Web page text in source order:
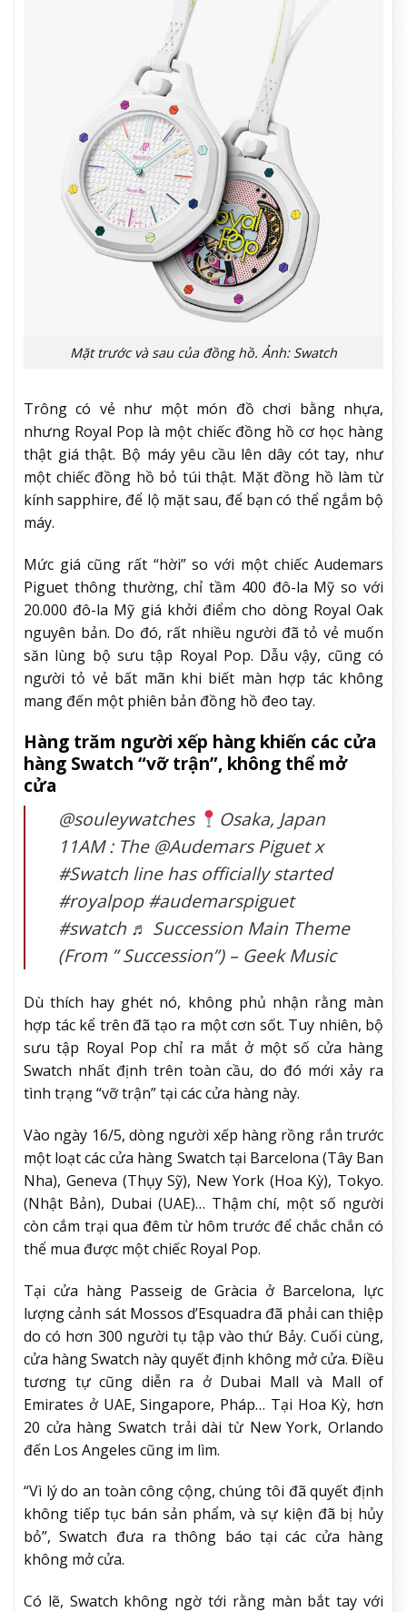
Mặt trước và sau của đồng hồ. Ảnh: Swatch
Trông có vẻ như một món đồ chơi bằng nhựa,
nhưng Royal Pop là một chiếc đồng hồ cơ học hàng
thật giá thật. Bộ máy yêu cầu lên dây cót tay, như
một chiếc đồng hồ bỏ túi thật. Mặt đồng hồ làm từ
kính sapphire, để lộ mặt sau, để bạn có thể ngắm bộ
máy.
Mức giá cũng rất “hời” so với một chiếc Audemars
Piguet thông thường, chỉ tầm 400 đô-la Mỹ so với
20.000 đô-la Mỹ giá khởi điểm cho dòng Royal Oak
nguyên bản. Do đó, rất nhiều người đã tỏ vẻ muốn
săn lùng bộ sưu tập Royal Pop. Dẫu vậy, cũng có
người tỏ vẻ bất mãn khi biết màn hợp tác không
mang đến một phiên bản đồng hồ đeo tay.
Hàng trăm người xếp hàng khiến các cửa
hàng Swatch “vỡ trận”, không thể mở
cửa
@souleywatches
Osaka, Japan
11AM : The @Audemars Piguet x
#Swatch line has officially started
#royalpop #audemarspiguet
#swatch ♬ Succession Main Theme
(From ” Succession”) – Geek Music
Dù thích hay ghét nó, không phủ nhận rằng màn
hợp tác kể trên đã tạo ra một cơn sốt. Tuy nhiên, bộ
sưu tập Royal Pop chỉ ra mắt ở một số cửa hàng
Swatch nhất định trên toàn cầu, do đó mới xảy ra
tình trạng “vỡ trận” tại các cửa hàng này.
Vào ngày 16/5, dòng người xếp hàng rồng rắn trước
một loạt các cửa hàng Swatch tại Barcelona (Tây Ban
Nha), Geneva (Thụy Sỹ), New York (Hoa Kỳ), Tokyo.
(Nhật Bản), Dubai (UAE)… Thậm chí, một số người
còn cắm trại qua đêm từ hôm trước để chắc chắn có
thể mua được một chiếc Royal Pop.
Tại cửa hàng Passeig de Gràcia ở Barcelona, ​​lực
lượng cảnh sát Mossos d’Esquadra đã phải can thiệp
do có hơn 300 người tụ tập vào thứ Bảy. Cuối cùng,
cửa hàng Swatch này quyết định không mở cửa. Điều
tương tự cũng diễn ra ở Dubai Mall và Mall of
Emirates ở UAE, Singapore, Pháp… Tại Hoa Kỳ, hơn
20 cửa hàng Swatch trải dài từ New York, Orlando
đến Los Angeles cũng im lìm.
“Vì lý do an toàn công cộng, chúng tôi đã quyết định
không tiếp tục bán sản phẩm, và sự kiện đã bị hủy
bỏ”, Swatch đưa ra thông báo tại các cửa hàng
không mở cửa.
Có lẽ, Swatch không ngờ tới rằng màn bắt tay với